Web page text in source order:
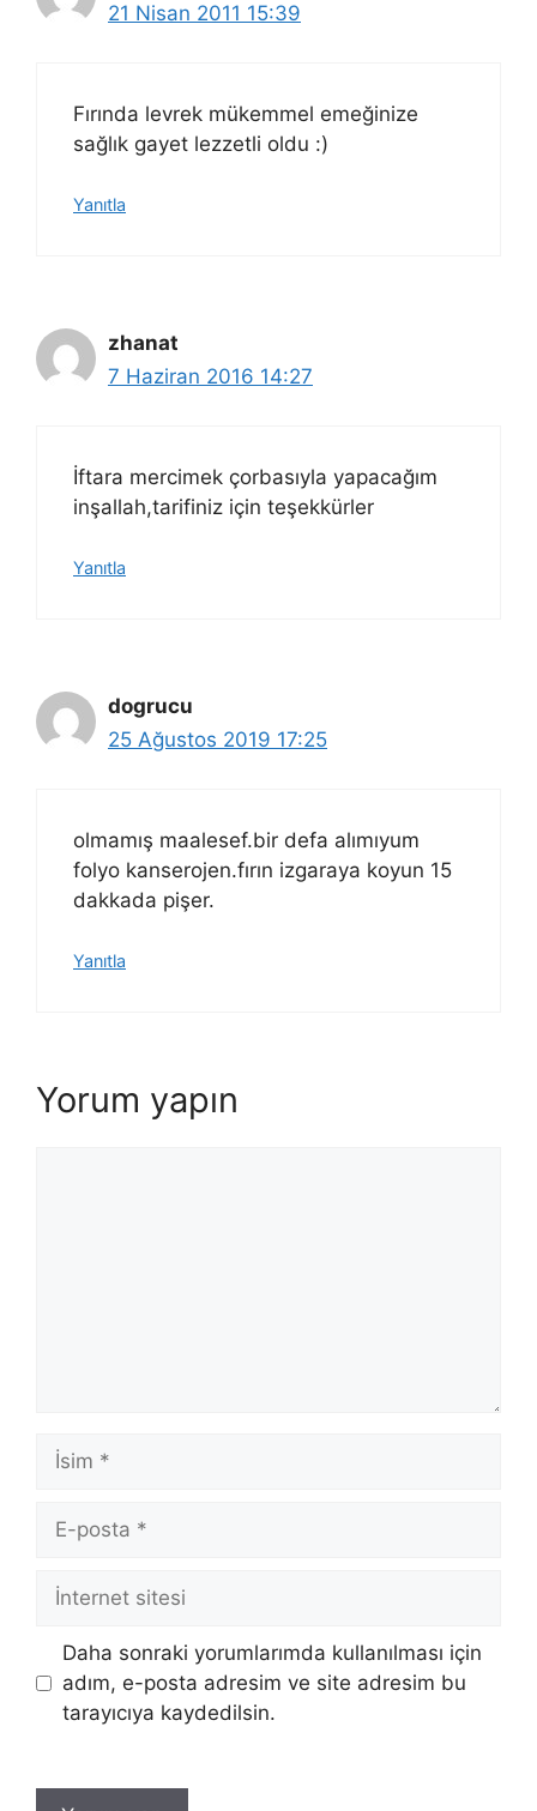
21 Nisan 2011 15:39
Fırında levrek mükemmel emeğinize
sağlık gayet lezzetli oldu :)
Yanıtla
zhanat
7 Haziran 2016 14:27
İftara mercimek çorbasıyla yapacağım
inşallah,tarifiniz için teşekkürler
Yanıtla
dogrucu
25 Ağustos 2019 17:25
olmamış maalesef.bir defa alımıyum
folyo kanserojen.fırın izgaraya koyun 15
dakkada pişer.
Yanıtla
Yorum yapın
İsim
posta
İnternet
sitesi
Daha sonraki yorumlarımda kullanılması için
adım, e-posta adresim ve site adresim bu
tarayıcıya kaydedilsin.